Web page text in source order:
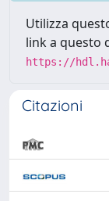
Utilizza
link a questo
https://
Citazioni